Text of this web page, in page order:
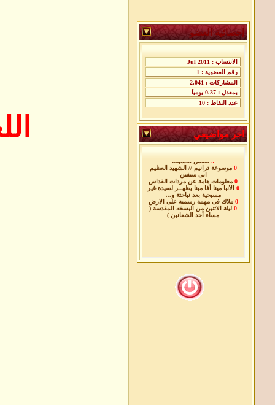
إحصائية العضو
اخر مواضيعي
0 اللحظات الاخيره فى حياة معلم
الاجيال
ابى سيفين
معلومات هامة عن مردات القداس
0 الأنبا مينا أفا مينا يظهــر لسيدة غير
مسيحية بعد نياحتة و...
ملاك فى مهمة رسمية على الارض
0 ليلة الاثنين من البسخه المقدسة (
مساء أحد الشعانين )